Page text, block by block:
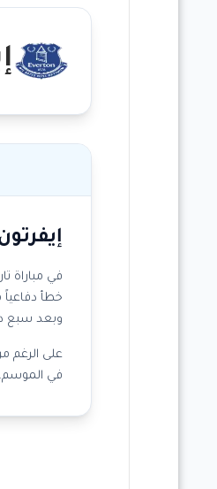
في مباراة
وبعد سبع
على الرغم
في الموسم.